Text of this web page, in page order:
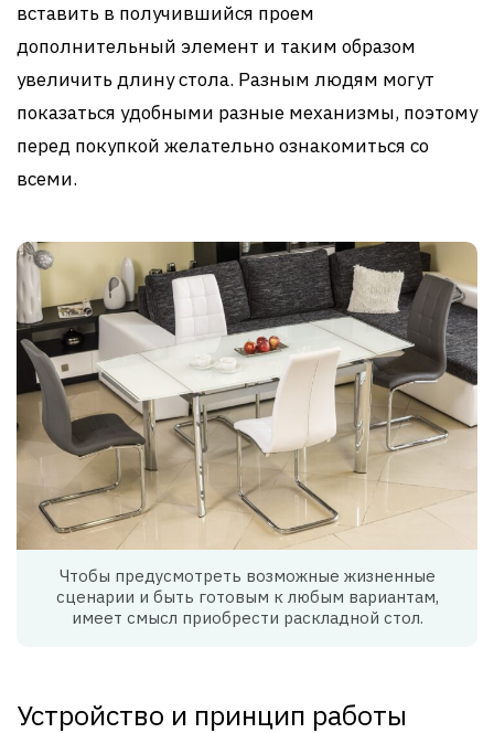
вставить в получившийся проем
дополнительный элемент и таким образом
увеличить длину стола. Разным людям могут
показаться удобными разные механизмы, поэтому
перед покупкой желательно ознакомиться со
всеми.
Чтобы предусмотреть возможные жизненные
сценарии и быть готовым к любым вариантам,
имеет смысл приобрести раскладной стол.
Устройство и принцип работы